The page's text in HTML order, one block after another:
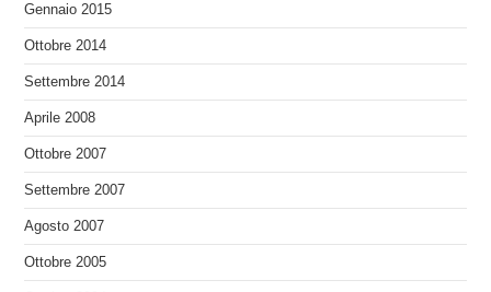
Gennaio 2015
Ottobre 2014
Settembre 2014
Aprile 2008
Ottobre 2007
Settembre 2007
Agosto 2007
Ottobre 2005